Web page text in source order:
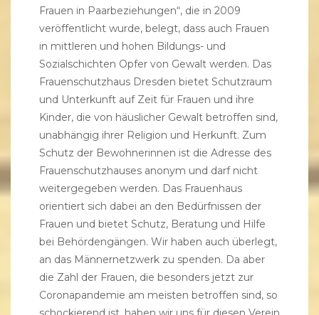
Frauen in Paarbeziehungen“, die in 2009
veröffentlicht wurde, belegt, dass auch Frauen
in mittleren und hohen Bildungs- und
Sozialschichten Opfer von Gewalt werden. Das
Frauenschutzhaus Dresden bietet Schutzraum
und Unterkunft auf Zeit für Frauen und ihre
Kinder, die von häuslicher Gewalt betroffen sind,
unabhängig ihrer Religion und Herkunft. Zum
Schutz der Bewohnerinnen ist die Adresse des
Frauenschutzhauses anonym und darf nicht
weitergegeben werden. Das Frauenhaus
orientiert sich dabei an den Bedürfnissen der
Frauen und bietet Schutz, Beratung und Hilfe
bei Behördengängen. Wir haben auch überlegt,
an das Männernetzwerk zu spenden. Da aber
die Zahl der Frauen, die besonders jetzt zur
Coronapandemie am meisten betroffen sind, so